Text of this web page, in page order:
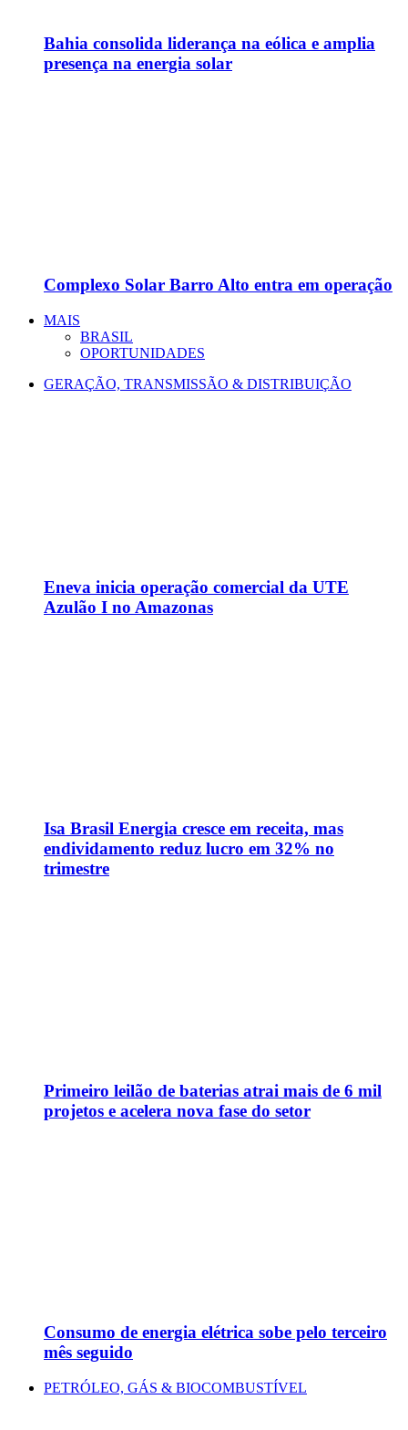
Bahia consolida liderança na eólica e amplia
presença na energia solar
Complexo Solar Barro Alto entra em operação
MAIS
BRASIL
OPORTUNIDADES
GERAÇÃO, TRANSMISSÃO & DISTRIBUIÇÃO
Eneva inicia operação comercial da UTE
Azulão I no Amazonas
Isa Brasil Energia cresce em receita, mas
endividamento reduz lucro em 32% no
trimestre
Primeiro leilão de baterias atrai mais de 6 mil
projetos e acelera nova fase do setor
Consumo de energia elétrica sobe pelo terceiro
mês seguido
PETRÓLEO, GÁS & BIOCOMBUSTÍVEL